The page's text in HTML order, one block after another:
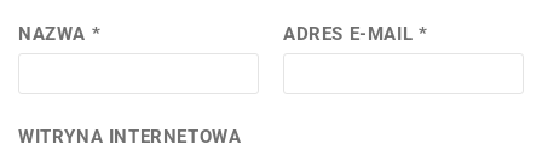
NAZWA * ADRES E-MAIL *
WITRYNA INTERNETOWA